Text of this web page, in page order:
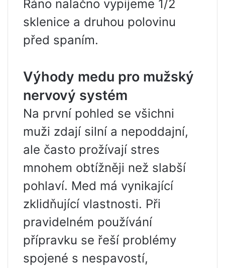
Ráno nalačno vypijeme 1/2
sklenice a druhou polovinu
před spaním.
Výhody medu pro mužský
nervový systém
Na první pohled se všichni
muži zdají silní a nepoddajní,
ale často prožívají stres
mnohem obtížněji než slabší
pohlaví. Med má vynikající
zklidňující vlastnosti. Při
pravidelném používání
přípravku se řeší problémy
spojené s nespavostí,